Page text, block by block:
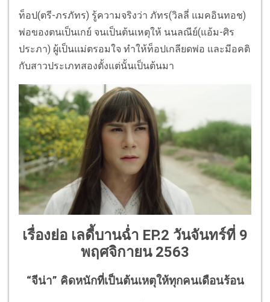
ท็อป(ตรี-ภรภัทร) รู้ความจริงว่า ภัทร(วิลลี่ แมคอินทอช)
พ่อของตนเป็นเกย์ จนเป็นต้นเหตุให้ นนลณีย์(แอ้ม-ศิร
ประภา) ผู้เป็นแม่ตรอมใจ ทำให้ท็อปเกลียดพ่อ และมีอคติ
กับสาวประเภทสองตั้งแต่นั้นเป็นต้นมา
เรื่องย่อ เลดี้บานฉ่ำ EP.2 วันจันทร์ที่ 9
พฤศจิกายน 2563
“จีน่า” คิดหนักที่เป็นต้นเหตุให้ทุกคนเดือนร้อน